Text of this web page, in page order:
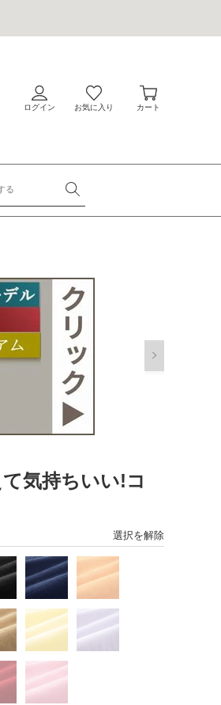
ロ
グ
ー
気持ちいい!コ
選択を解除